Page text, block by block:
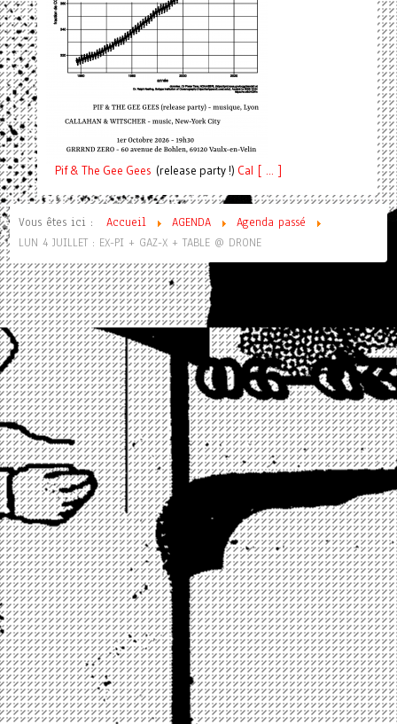
Pif& The Gee Gees (release party !) Cal [ ... ]
Vous êtes ici : Accueil AGENDA
Agenda passé
LUN 4 JUILLET : EX-PI + GAZ-X + TABLE @ DRONE